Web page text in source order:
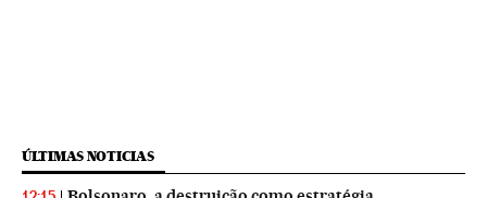
ÚLTIMAS NOTICIAS